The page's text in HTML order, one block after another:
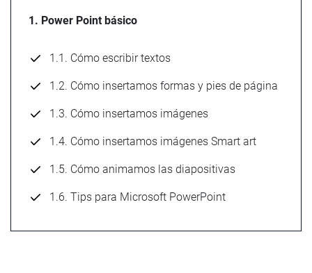
1. Power Point básico
1.1. Cómo escribir textos
1.2. Cómo insertamos formas y pies de página
1.3. Cómo insertamos imágenes
1.4. Cómo insertamos imágenes Smart art
1.5. Cómo animamos las diapositivas
1.6. Tips para Microsoft PowerPoint